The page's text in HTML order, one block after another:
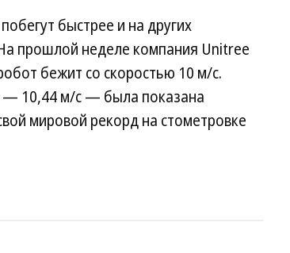
быстрее и на других
прошлой неделе компания Unitree
бежит со скоростью 10 м/с.
— 10,44 м/с — была показана
мировой рекорд на стометровке